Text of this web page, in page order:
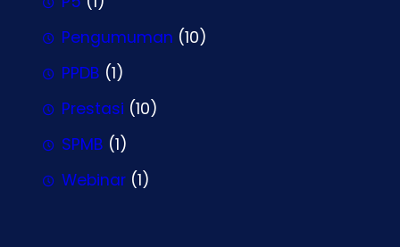
Pengumuman (10)
PPDB (1)
Prestasi (10)
SPMB (1)
Webinar (1)